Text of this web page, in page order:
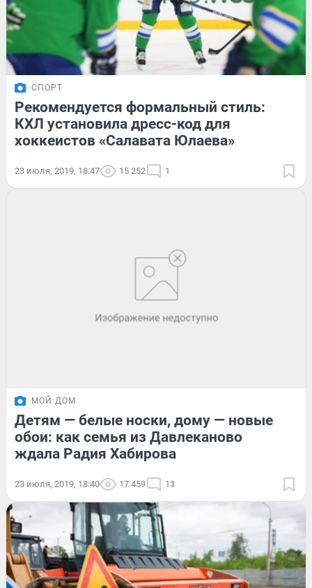
СПОРТ
Рекомендуется формальный стиль:
КХЛ установила дресс-код для
хоккеистов «Салавата Юлаева»
23 июля, 2019, 18:47 15 252 1
МОЙ ДОМ
Детям — белые носки, дому — новые
обои: как семья из Давлеканово
ждала Радия Хабирова
23 июля, 2019, 18:40 17 459 13